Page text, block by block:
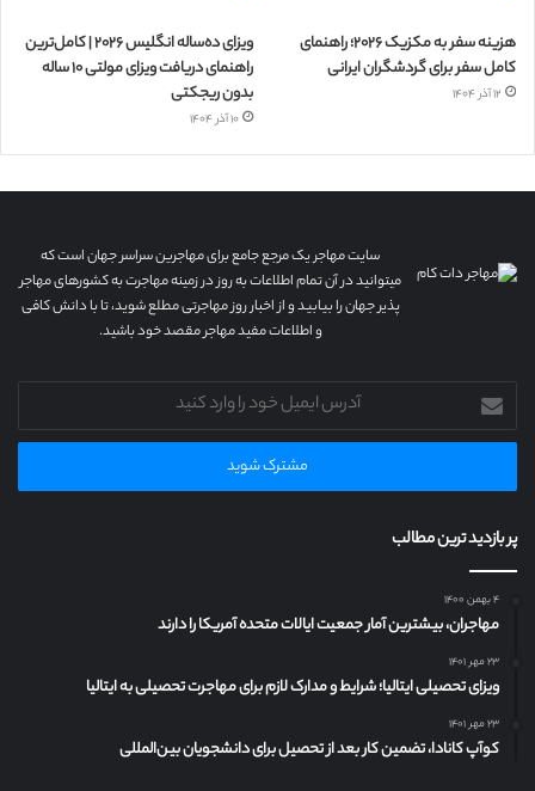
هزینه سفر به مکزیک ۲۰۲۶؛ راهنمای
کامل سفر برای گردشگران ایرانی
۱۲ آذر ۱۴۰۴
ویزای ده‌ساله انگلیس ۲۰۲۶ | کامل‌ترین
راهنمای دریافت ویزای مولتی ۱۰ ساله
بدون ریجکتی
۱۰ آذر ۱۴۰۴
سایت مهاجر یک مرجع جامع برای مهاجرین سراسر جهان است که
میتوانید در آن تمام اطلاعات به روز در زمینه مهاجرت به کشورهای مهاجر
پذیر جهان را بیابید و از اخبار روز مهاجرتی مطلع شوید، تا با دانش کافی
و اطلاعات مفید مهاجر مقصد خود باشید.
آدرس
ایمیل
خود
وارد
پر بازدید ترین مطالب
۴ بهمن ۱۴۰۰
مهاجران، بیشترین آمار جمعیت ایالات متحده آمریکا را دارند
۲۳ مهر ۱۴۰۱
ویزای تحصیلی ایتالیا؛ شرایط و مدارک لازم برای مهاجرت تحصیلی به ایتالیا
۲۳ مهر ۱۴۰۱
کوآپ کانادا، تضمین کار بعد از تحصیل برای دانشجویان بین‌المللی